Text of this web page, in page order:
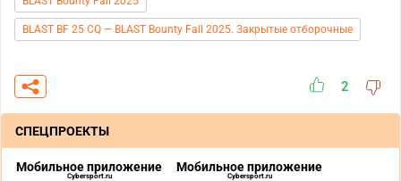
BLAST BF 25 CQ — BLAST Bounty Fall 2025. Закрытые отборочные
2
СПЕЦПРОЕКТЫ
Мобильное приложение
Cybersport.ru
Мобильное приложение
Cybersport.ru